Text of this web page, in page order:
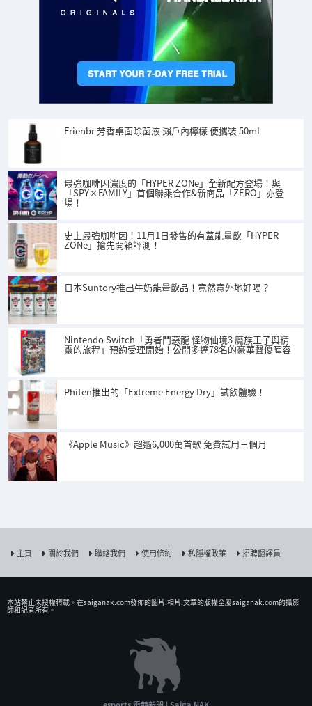
Frienbr 芳香桌面除菌液 瀨戶內檸檬 便攜裝 50mL
最強咖啡因濃度的「HYPER ZONe」全新配方登場！與
「SPY×FAMILY」首個聯乘合作&新商品「ZERO」亦登
場！
史上最強咖啡因！11月1日發售的有蓋能量飲「HYPER
ZONe」搶先開箱評測！
日本Suntory推出牛奶能量飲品！竟然意外地好喝？
Nintendo Switch「勇者鬥惡龍 怪物仙境3 魔族王子與精
靈的旅程」預約受理開始！公開多達78名的豪華聲優陣容
Phiten推出的「Extreme Energy Dry」試飲體驗！
《Apple Music》超過6,000萬首歌 免費試用三個月
主頁 關於我們 聯絡我們 使用條約 私隱權政策 招聘翻譯員
本站禁止未授權𨍭載。在saiganak.com發佈的圖片,相片,文章的版權全屬saiganak.com的攝影
師和記者所有。